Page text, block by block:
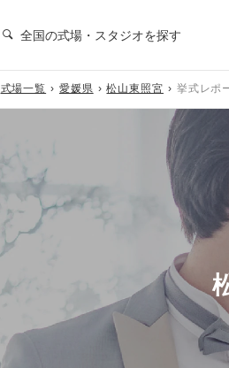
全国の式場・スタジオを探す
式場一覧 愛媛県 松山東照宮 挙式レポ